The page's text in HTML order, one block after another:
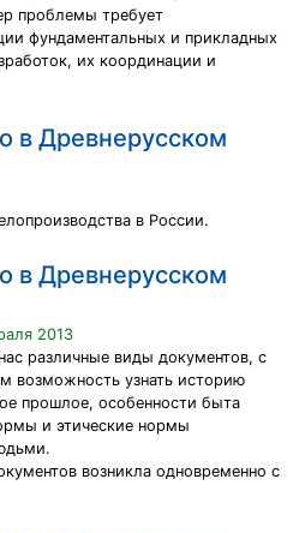
проблемы требует
фундаментальных и прикладных
их координации и
в Древнерусском
в России.
в Древнерусском
2013
различные виды документов, с
узнать историю
прошлое, особенности быта
и этические нормы
возникла одновременно с